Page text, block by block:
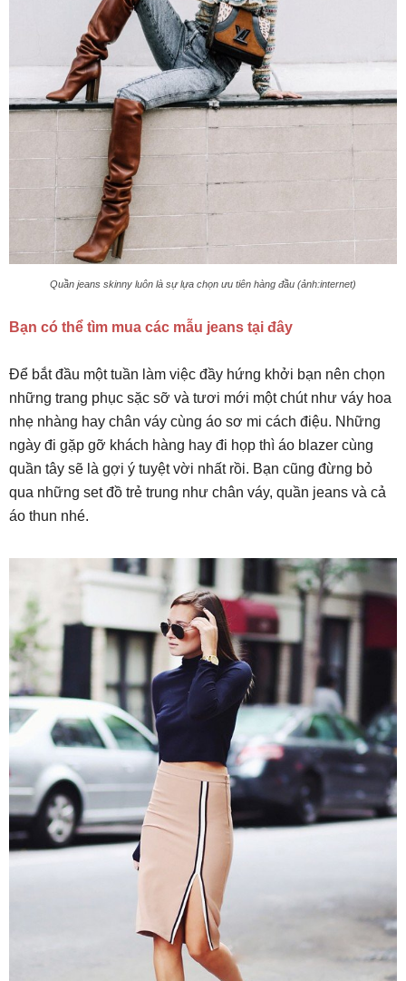
Quần jeans skinny luôn là sự lựa chọn ưu tiên hàng đầu (ảnh:internet)
Bạn có thể tìm mua các mẫu jeans tại đây
Để bắt đầu một tuần làm việc đầy hứng khởi bạn nên chọn
những trang phục sặc sỡ và tươi mới một chút như váy hoa
nhẹ nhàng hay chân váy cùng áo sơ mi cách điệu. Những
ngày đi gặp gỡ khách hàng hay đi họp thì áo blazer cùng
quần tây sẽ là gợi ý tuyệt vời nhất rồi. Bạn cũng đừng bỏ
qua những set đồ trẻ trung như chân váy, quần jeans và cả
áo thun nhé.